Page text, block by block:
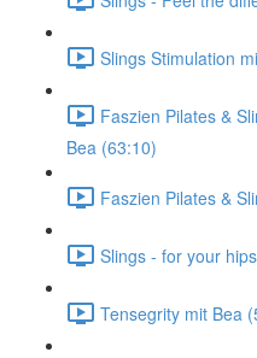
Slings Stimulation
Faszien Pilates &
Bea (63:10)
Faszien Pilates &
Slings - for your
Tensegrity mit Bea